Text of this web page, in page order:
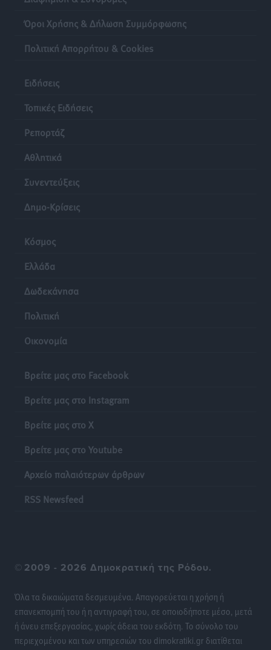
Όροι Χρήσης & Δήλωση Συμμόρφωσης
Πολιτική Απορρήτου & Cookies
Ειδήσεις
Τοπικές Ειδήσεις
Ρεπορτάζ
Αθλητικά
Συνεντεύξεις
Δημο-Κρίσεις
Κόσμος
Ελλάδα
Δωδεκάνησα
Πολιτική
Οικονομία
Βρείτε μας στο Facebook
Βρείτε μας στο Instagram
Βρείτε μας στο X
Βρείτε μας στο Youtube
Αρχείο παλαιότερων άρθρων
RSS Newsfeed
© 2009 - 2026 Δημοκρατική της Ρόδου.
Όλα τα δικαιώματα δεσμευμένα. Απαγορεύεται η χρήση ή
επανεκπομπή του ή η αντιγραφή του, σε οποιοδήποτε μέσο, μετά
ή άνευ επεξεργασίας, χωρίς άδεια του εκδότη. Το σύνολο του
περιεχομένου και των υπηρεσιών του dimokratiki.gr διατίθεται